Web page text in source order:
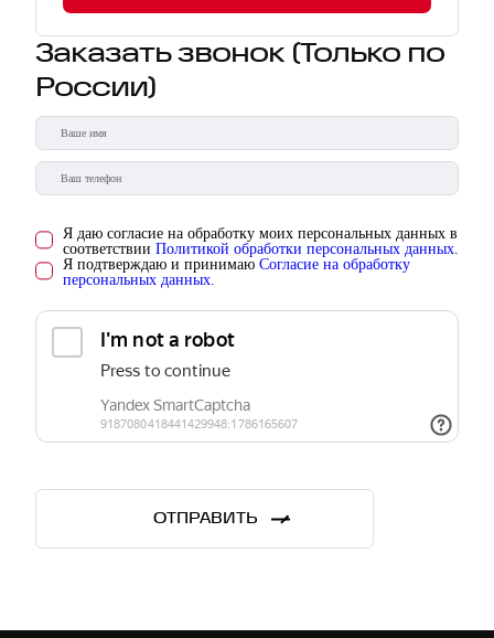
Заказать звонок (Только по
России)
Я даю согласие на обработку моих персональных данных в
соответствии Политикой обработки персональных данных.
Я подтверждаю и принимаю Согласие на обработку
персональных данных.
ОТПРАВИТЬ